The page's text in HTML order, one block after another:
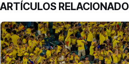
ARTÍCULOS